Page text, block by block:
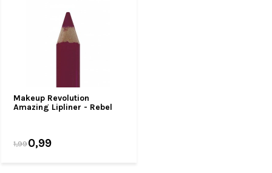
Makeup Revolution
Amazing Lipliner - Rebel
1,990,99